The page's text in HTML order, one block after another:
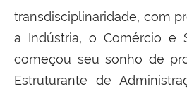
transdisciplinaridade, com
a Indústria, o Comércio e
começou seu sonho de
Estruturante de